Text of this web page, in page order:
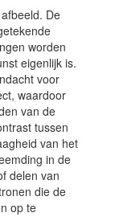
De
worden
eigenlijk is.
voor
waardoor
van de
tussen
van het
in de
delen van
die de
op te